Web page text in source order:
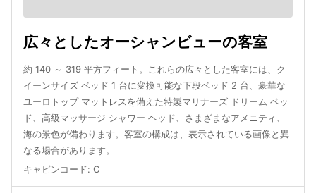
広々としたオーシャンビューの客室
約 140 ～ 319 平方フィート。これらの広々とした客室には、ク
イーンサイズ ベッド 1 台に変換可能な下段ベッド 2 台、豪華な
ユーロトップ マットレスを備えた特製マリナーズ ドリーム ベッ
ド、高級マッサージ シャワー ヘッド、さまざまなアメニティ、
海の景色が備わります。客室の構成は、表示されている画像と異
なる場合があります。
キャビンコード: C